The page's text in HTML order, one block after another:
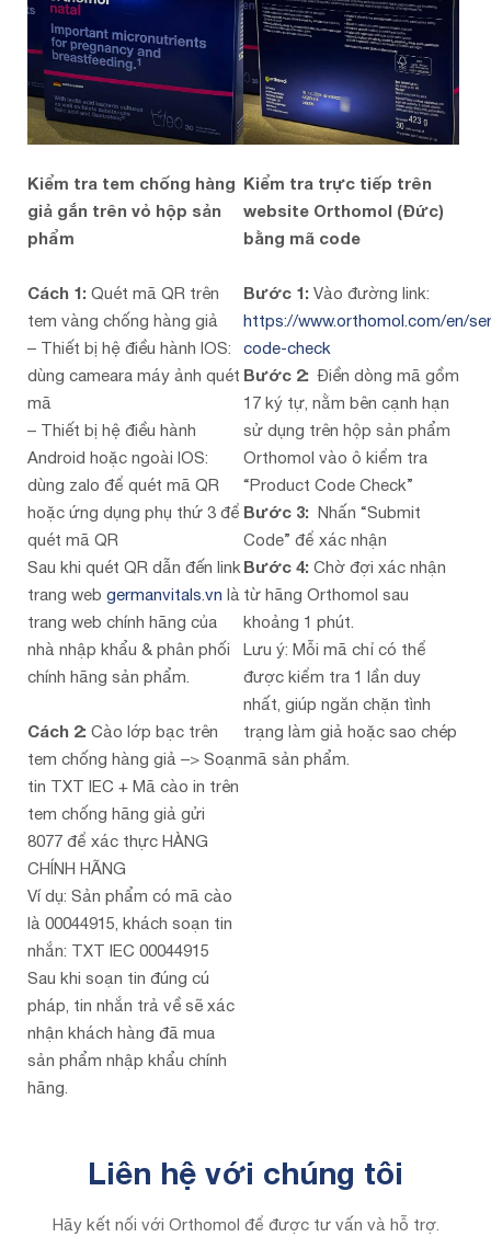
Kiểm tra tem chống hàng
giả gắn trên vỏ hộp sản
phẩm
Cách 1: Quét mã QR trên
tem vàng chống hàng giả
– Thiết bị hệ điều hành IOS:
dùng cameara máy ảnh quét
mã
– Thiết bị hệ điều hành
Android hoặc ngoài IOS:
dùng zalo để quét mã QR
hoặc ứng dụng phụ thứ 3 để
quét mã QR
Sau khi quét QR dẫn đến link
trang web germanvitals.vn là
trang web chính hãng của
nhà nhập khẩu & phân phối
chính hãng sản phẩm.
Cách 2: Cào lớp bạc trên
tem chống hàng giả –> Soạn
tin TXT IEC + Mã cào in trên
tem chống hãng giả gửi
8077 để xác thực HÀNG
CHÍNH HÃNG
Ví dụ: Sản phẩm có mã cào
là 00044915, khách soạn tin
nhắn: TXT IEC 00044915
Sau khi soạn tin đúng cú
pháp, tin nhắn trả về sẽ xác
nhận khách hàng đã mua
sản phẩm nhập khẩu chính
hãng.
Kiểm tra trực tiếp trên
website Orthomol (Đức)
bằng mã code
Bước 1: Vào đường link:
https://www.orthomol.com/en/
code-check
Bước 2: Điền dòng mã gồm
17 ký tự, nằm bên cạnh hạn
sử dụng trên hộp sản phẩm
Orthomol vào ô kiểm tra
“Product Code Check”
Bước 3: Nhấn “Submit
Code” để xác nhận
Bước 4: Chờ đợi xác nhận
từ hãng Orthomol sau
khoảng 1 phút.
Lưu ý: Mỗi mã chỉ có thể
được kiểm tra 1 lần duy
nhất, giúp ngăn chặn tình
trạng làm giả hoặc sao chép
mã sản phẩm.
Liên hệ với chúng tôi
Hãy kết nối với Orthomol để được tư vấn và hỗ trợ.